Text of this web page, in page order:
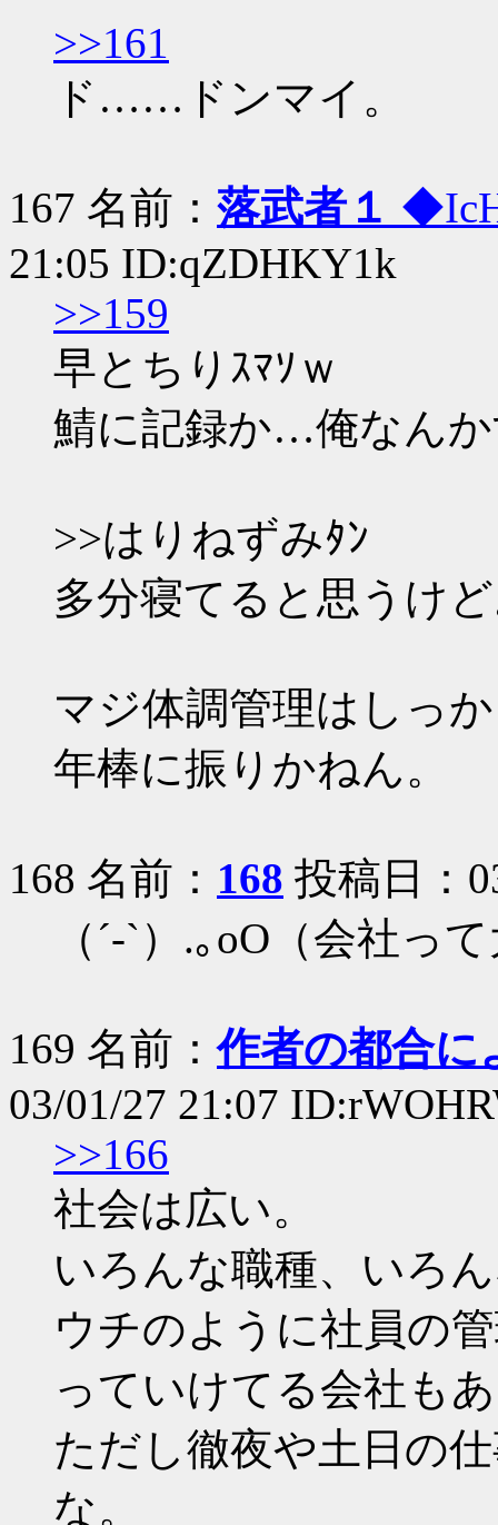
>>161
ド……ドンマイ。
167 名前： 落武者１
21:05 ID:qZDHKY1k
>>159
早とちりｽﾏｿｗ
鯖に記録か…俺なん
>>はりねずみﾀﾝ
多分寝てると思うけ
マジ体調管理はしっ
年棒に振りかねん。
168 名前： 168 投稿日：
（´-`）.｡oO（会社っ
169 名前：作者の都合に
03/01/27 21:07
>>166
社会は広い。
いろんな職種、いろ
ウチのように社員の
っていけてる会社も
ただし徹夜や土日の
な。